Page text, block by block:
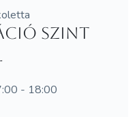
SzInT
- 18:00